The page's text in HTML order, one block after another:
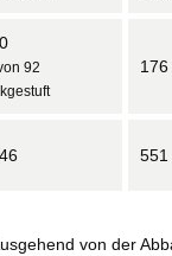
92
176
551
von der